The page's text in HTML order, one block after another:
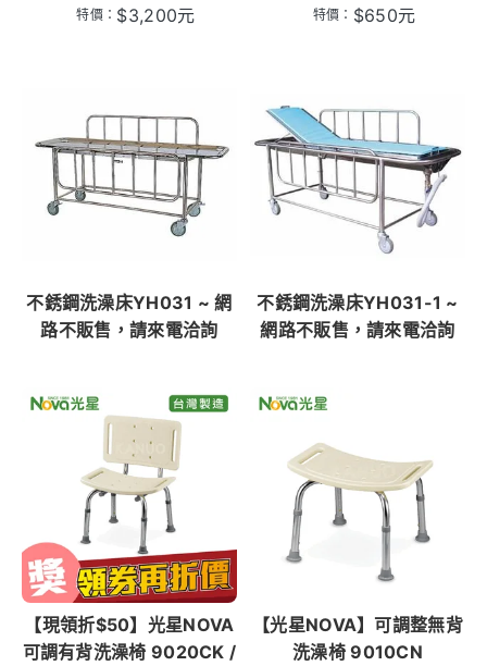
特價： $3,200元 特價： $650元
不銹鋼洗澡床YH031 ~ 網
路不販售，請來電洽詢
不銹鋼洗澡床YH031-1 ~
網路不販售，請來電洽詢
【現領折$50】光星NOVA
可調有背洗澡椅 9020CK /
【光星NOVA】可調整無背
洗澡椅 9010CN